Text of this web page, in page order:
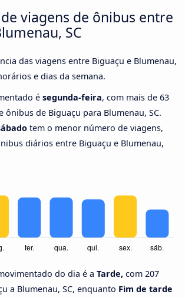
viagens de ônibus entre
SC
das viagens entre Biguaçu e Blumenau,
e dias da semana.
é segunda-feira, com mais de 63
ônibus de Biguaçu para Blumenau, SC.
tem o menor número de viagens,
diários entre Biguaçu e Blumenau,
do dia é a Tarde, com 207
a Blumenau, SC, enquanto Fim de tarde